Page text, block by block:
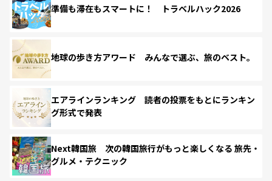
準備も滞在もスマートに！ トラベルハック2026
地球の歩き方アワード みんなで選ぶ、旅のベスト。
エアラインランキング 読者の投票をもとにランキン
グ形式で発表
Next韓国旅 次の韓国旅行がもっと楽しくなる 旅先・
グルメ・テクニック